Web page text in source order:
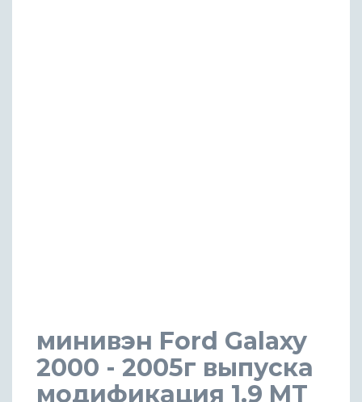
минивэн Ford Galaxy
2000 - 2005г выпуска
модификация 1.9 MT